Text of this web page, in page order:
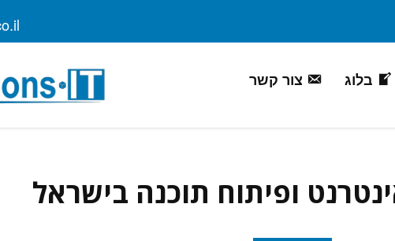
צור קשר בלוג
ופיתוח תוכנה בישראל